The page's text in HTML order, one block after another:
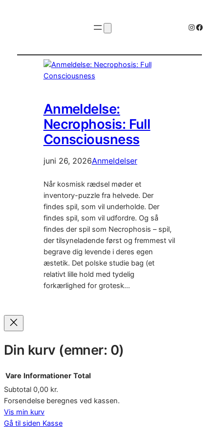
Anmeldelse:
Necrophosis: Full
Consciousness
juni 26, 2026Anmeldelser
Når kosmisk rædsel møder et
inventory-puzzle fra helvede. Der
findes spil, som vil underholde. Der
findes spil, som vil udfordre. Og så
findes der spil som Necrophosis – spil,
der tilsyneladende først og fremmest vil
begrave dig levende i deres egen
æstetik. Det polske studie bag (et
relativt lille hold med tydelig
forkærlighed for grotesk…
Din kurv (emner: 0)
Varer
i
indkøbskurv
Vare Informationer Total
Subtotal 0,00 kr.
Forsendelse beregnes ved kassen.
Vis min kurv
Gå til siden Kasse